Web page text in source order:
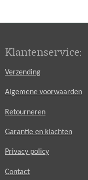
Klantenservice:
Verzending
Algemene voorwaarden
Retourneren
Garantie en klachten
Privacy policy
Contact